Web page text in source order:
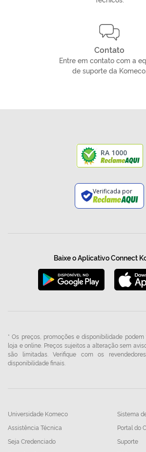
Contato
Entre em contato com a
de suporte da Komeco.
RA 1000
Verificada por
Baixe o Aplicativo Connect
* Os preços, promoções e disponibilidade
loja e online. Preços sujeitos a alteração sem
são limitadas. Verifique com os
disponibilidade finais.
Universidade Komeco
Assistência Técnica
Seja Credenciado
Sistema
Portal do
Suporte